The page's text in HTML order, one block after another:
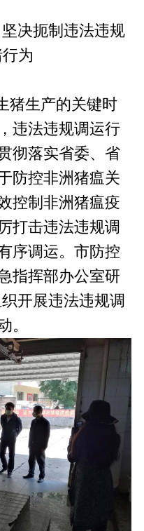
决扼制违法违规
为
猪生产的关键时
违法违规调运行
彻落实省委、省
防控非洲猪瘟关
控制非洲猪瘟疫
打击违法违规调
序调运。市防控
指挥部办公室研
开展违法违规调
。